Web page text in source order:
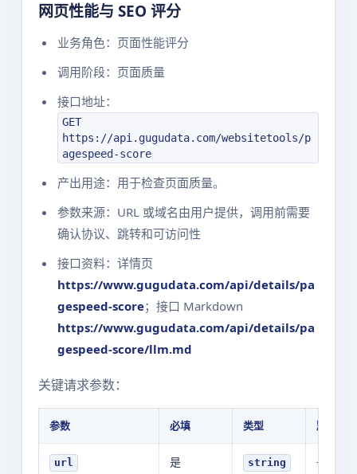
网页性能与 SEO 评分
业务角色：页面性能评分
调用阶段：页面质量
接口地址：
GET
https://api.gugudata.com/websitetools/p
agespeed-score
产出用途：用于检查页面质量。
参数来源：URL 或域名由用户提供，调用前需要
确认协议、跳转和可访问性
接口资料：详情页
https://www.gugudata.com/api/details/pa
gespeed-score；接口 Markdown
https://www.gugudata.com/api/details/pa
gespeed-score/llm.md
关键请求参数：
参数 必填 类型 默认值
url 是 string -